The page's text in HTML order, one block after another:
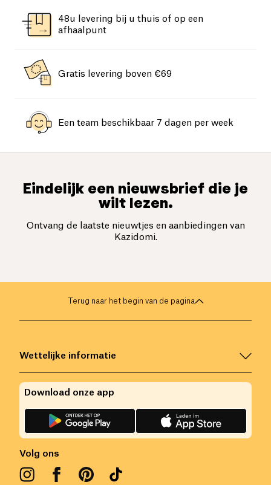
48u levering bij u thuis of op een
afhaalpunt
Gratis levering boven €69
Een team beschikbaar 7 dagen per week
Eindelijk een nieuwsbrief die je
wilt lezen.
Ontvang de laatste nieuwtjes en aanbiedingen van
Kazidomi.
Terug naar het begin van de pagina
Wettelijke informatie
Volg ons
Download onze app